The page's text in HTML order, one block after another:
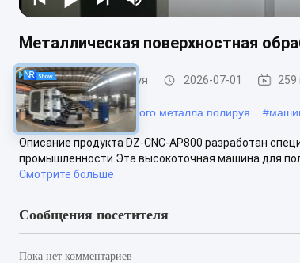
Металлическая поверхностная
Машина КНК полируя 2026-07-01 259
#машина промышленного металла полируя #
Описание продукта DZ-CNC-AP800 разработан
промышленности.Эта высокоточная машина для
Смотрите больше
Сообщения посетителя
Пока нет комментариев